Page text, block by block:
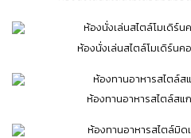
ห้องนั่งเล่นสไตล์โมเดิร์นค
ห้องทานอาหารสไตล์สแ